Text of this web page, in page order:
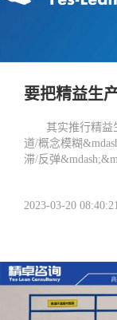
要把精益生
其实推行精益生
道/概念模糊
滞/反弹
2023-03-20 08:40:21